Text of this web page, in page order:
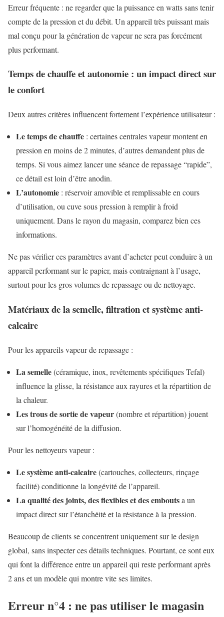
Erreur fréquente : ne regarder que la puissance en watts sans tenir
compte de la pression et du débit. Un appareil très puissant mais
mal conçu pour la génération de vapeur ne sera pas forcément
plus performant.
Temps de chauffe et autonomie : un impact direct sur
le confort
Deux autres critères influencent fortement l’expérience utilisateur :
Le temps de chauffe : certaines centrales vapeur montent en
pression en moins de 2 minutes, d’autres demandent plus de
temps. Si vous aimez lancer une séance de repassage “rapide”,
ce détail est loin d’être anodin.
L’autonomie : réservoir amovible et remplissable en cours
d’utilisation, ou cuve sous pression à remplir à froid
uniquement. Dans le rayon du magasin, comparez bien ces
informations.
Ne pas vérifier ces paramètres avant d’acheter peut conduire à un
appareil performant sur le papier, mais contraignant à l’usage,
surtout pour les gros volumes de repassage ou de nettoyage.
Matériaux de la semelle, filtration et système anti-
calcaire
Pour les appareils vapeur de repassage :
La semelle(céramique, inox, revêtements spécifiques Tefal)
influence la glisse, la résistance aux rayures et la répartition de
la chaleur.
Les trous de sortie de vapeur(nombre et répartition) jouent
sur l’homogénéité de la diffusion.
Pour les nettoyeurs vapeur :
Le système anti-calcaire(cartouches, collecteurs, rinçage
facilité) conditionne la longévité de l’appareil.
La qualité des joints, des flexibles et des emboutsa un
impact direct sur l’étanchéité et la résistance à la pression.
Beaucoup de clients se concentrent uniquement sur le design
global, sans inspecter ces détails techniques. Pourtant, ce sont eux
qui font la différence entre un appareil qui reste performant après
2 ans et un modèle qui montre vite ses limites.
Erreur n°4 : ne pas utiliser le magasin